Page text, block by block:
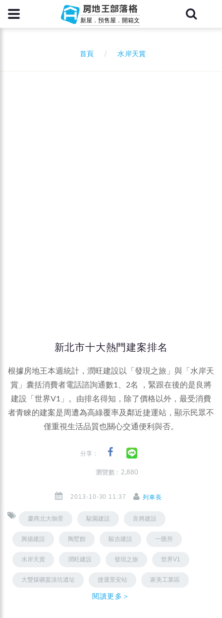
房地王部落格
新屋．預售屋．開箱文
首頁 水岸天賞
新北市十大熱門建案排名
根據房地王本週統計，潤旺建設以「發現之旅」與「水岸天
賞」囊括消費者電話諮詢通數1、2名 ，緊跟在後的是良將
建設「世界V1」。由排名得知，除了價格以外，最受消費
者青睞的建案是周遭為高綠覆率及鄰近捷運站，顯示民眾不
僅重視生活品質也關心交通便利與否。
分享：
瀏覽數 : 2,880
2013-10-30 11:37 列車長
慶商北大御景 駿園建設 良將建設
興揚建設 陶墅館 駿吉建設 一匯所
水岸天賞 潤旺建設 發現之旅 世界V1
大豐煤礦蓋淡坑遺址 捷運景安站 家美工業區
閱讀更多＞